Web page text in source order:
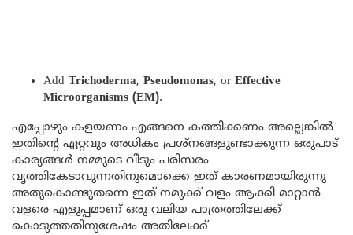
Add Trichoderma, Pseudomonas, or Effective
Microorganisms (EM).
എപ്പോഴും കളയണം എങ്ങനെ കത്തിക്കണം അല്ലെങ്കിൽ
ഇതിന്റെ ഏറ്റവും അധികം പ്രശ്നങ്ങളുണ്ടാക്കുന്ന ഒരുപാട്
കാര്യങ്ങൾ നമ്മുടെ വീടും പരിസരം
വൃത്തികേടാവുന്നതിനുമൊക്കെ ഇത് കാരണമായിരുന്നു
അതുകൊണ്ടുതന്നെ ഇത് നമുക്ക് വളം ആക്കി മാറ്റാൻ
വളരെ എളുപ്പമാണ് ഒരു വലിയ പാത്രത്തിലേക്ക്
കൊടുത്തതിനുശേഷം അതിലേക്ക്